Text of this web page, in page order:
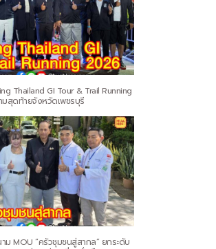
Thailand GI Tour & Trail Running
สุดท้ายจังหวัดเพชรบุรี
ม MOU “ครัวชุมชนสู่สากล” ยกระดับ